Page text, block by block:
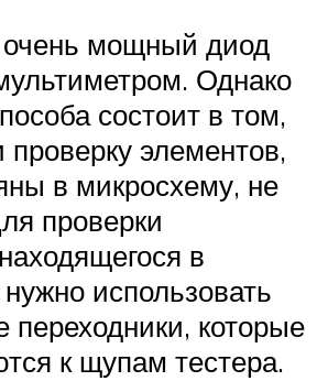
мощный диод
Однако
состоит в том,
проверку элементов,
в микросхему, не
проверки
в
использовать
переходники, которые
к щупам тестера.